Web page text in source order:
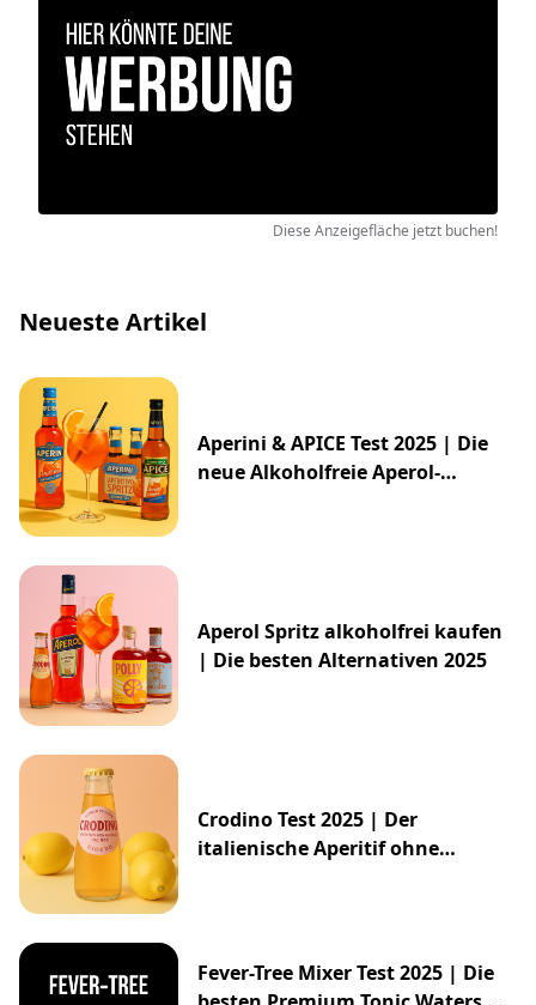
Diese Anzeigefläche jetzt buchen!
Neueste Artikel
Aperini & APICE Test 2025 | Die
neue Alkoholfreie Aperol-
Aperol Spritz alkoholfrei kaufen
| Die besten Alternativen 2025
Crodino Test 2025 | Der
italienische Aperitif ohne
Fever-Tree Mixer Test 2025 | Die